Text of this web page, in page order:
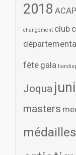
2018 ACAP
changement club
fête gala
Joqua
masters
médailles